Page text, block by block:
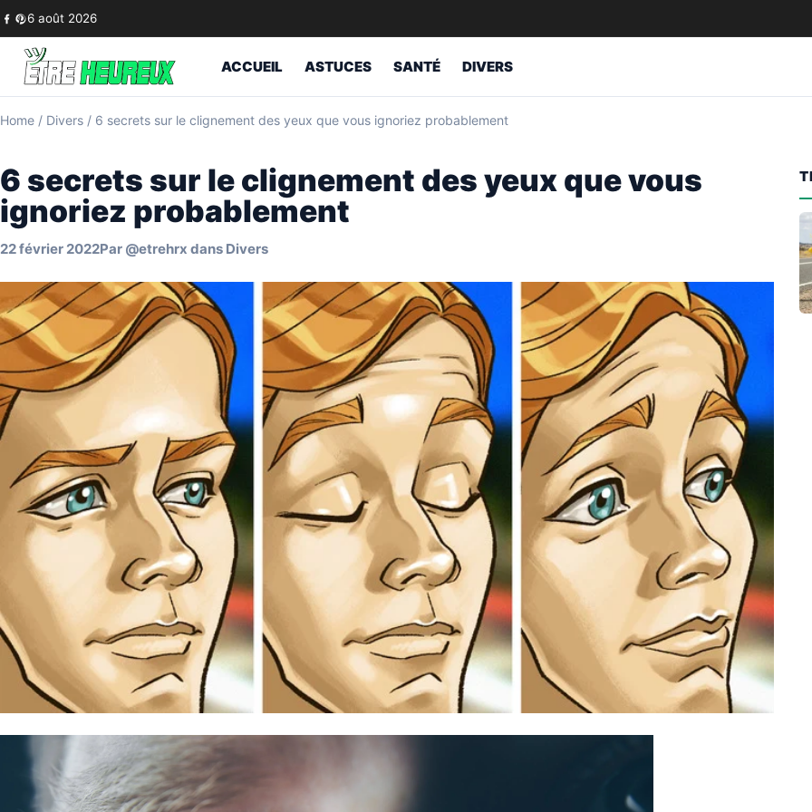
Skip to content
6 août 2026
ACCUEIL ASTUCES SANTÉ DIVERS
Home / Divers / 6 secrets sur le clignement des yeux que vous ignoriez probablement
6 secrets sur le clignement des yeux que vous
ignoriez probablement
22 février 2022Par @etrehrx dans Divers